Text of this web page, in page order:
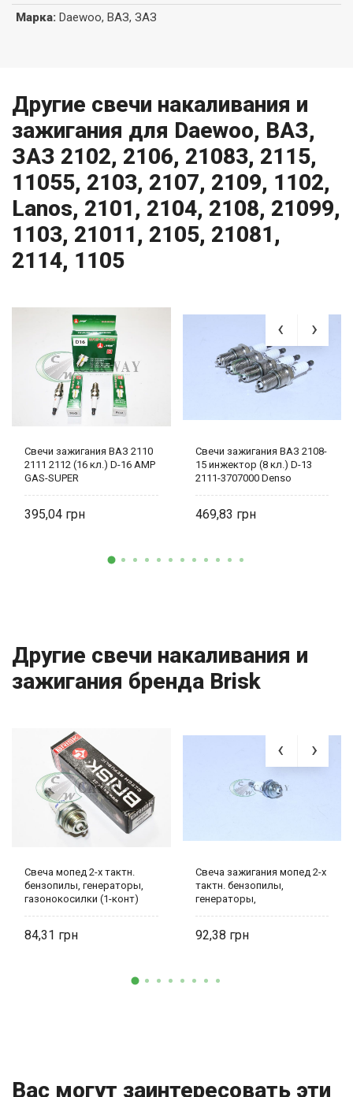
Марка: Daewoo, ВАЗ, ЗАЗ
Другие свечи накаливания и
зажигания для Daewoo, ВАЗ,
ЗАЗ 2102, 2106, 21083, 2115,
11055, 2103, 2107, 2109, 1102,
Lanos, 2101, 2104, 2108, 21099,
1103, 21011, 2105, 21081,
2114, 1105
Свечи зажигания ВАЗ 2110
2111 2112 (16 кл.) D-16 AMP
GAS-SUPER
395,04
Свечи зажигания ВАЗ 2108-
15 инжектор (8 кл.) D-13
2111-3707000 Denso
469,83
Другие свечи накаливания и
зажигания бренда Brisk
Свеча мопед 2-х тактн.
бензопилы, генераторы,
газонокосилки (1-конт)
84,31
Свеча зажигания мопед 2-х
тактн. бензопилы,
генераторы,
92,38
Вас могут заинтересовать эти